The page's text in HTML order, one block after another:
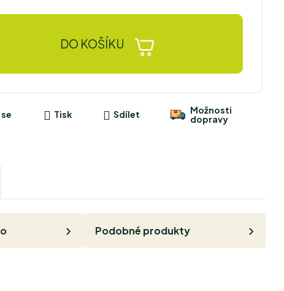
DO KOŠÍKU
Tisk Sdílet
Možnosti
dopravy
Podobné produkty